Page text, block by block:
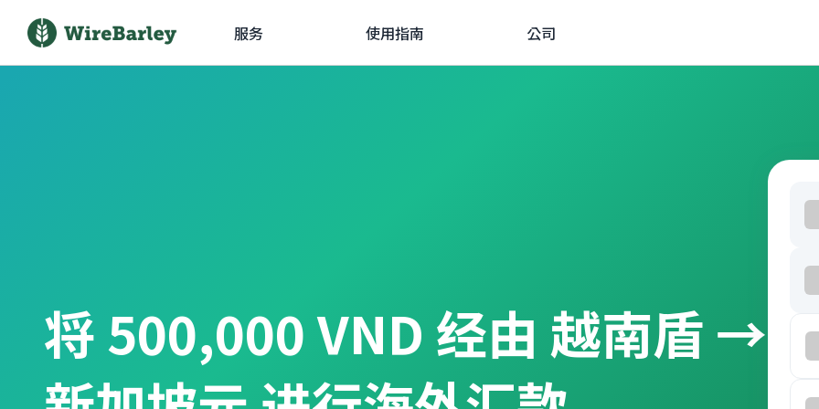
服务 使用指南 公司
将 500,000 VND 经由 越南盾 →